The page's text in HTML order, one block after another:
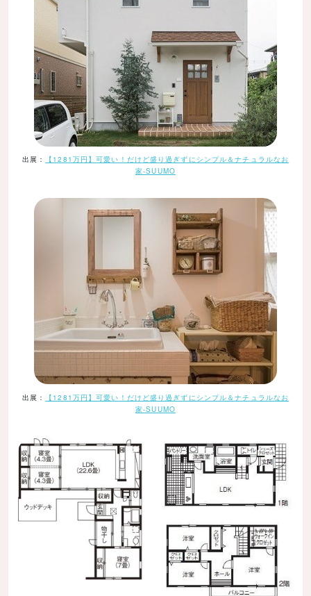
出展：
【1281万円】可愛い！だけど盛り過ぎずにシンプル＆ナチュラルなお
家-SUUMO
出展：
【1281万円】可愛い！だけど盛り過ぎずにシンプル＆ナチュラルなお
家-SUUMO